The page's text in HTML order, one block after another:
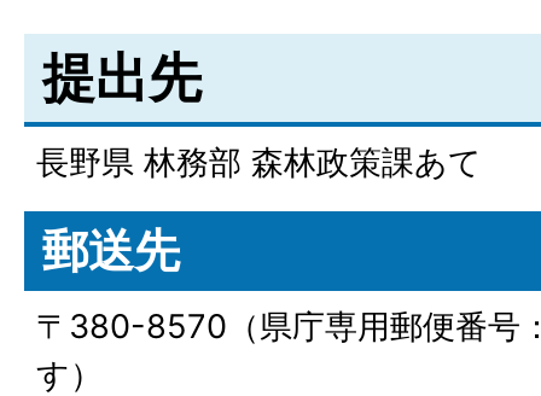
提出先
長野県 林務部 森林政策課あて
郵送先
〒380-8570（県庁専用郵便番号
す）